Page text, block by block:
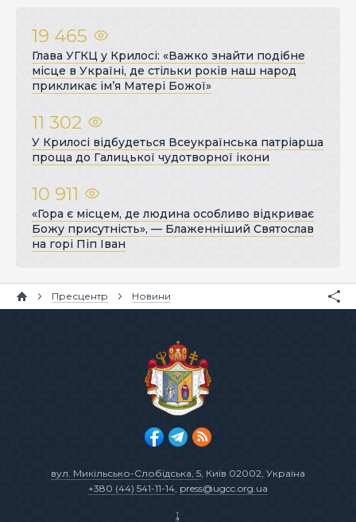
19 465
Глава УГКЦ у Крилосі: «Важко знайти подібне
місце в Україні, де стільки років наш народ
прикликає ім’я Матері Божої»
11 302
У Крилосі відбудеться Всеукраїнська патріарша
проща до Галицької чудотворної ікони
10 911
«Гора є місцем, де людина особливо відкриває
Божу присутність», — Блаженніший Святослав
на горі Піп Іван
Пресцентр Новини
вул. Микільсько-Слобідська, 5, Київ 02002, Україна
+380 (44) 541-11-14, press@ugcc.org.ua